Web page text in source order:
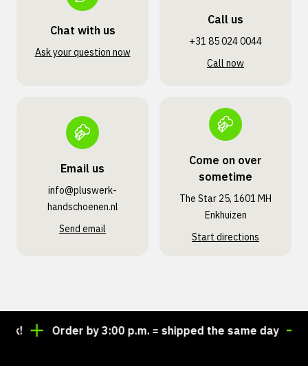
Chat with us
Ask your question now
Call us
+31 85 024 0044
Call now
Email us
info@pluswerk­
handschoenen.nl
Send email
Come on over
sometime
The Star 25, 1601 MH
Enkhuizen
Start directions
Order by 3:00 p.m. = shipped the same day